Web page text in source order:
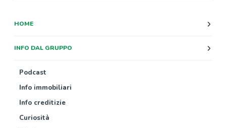
HOME
INFO DAL GRUPPO
Podcast
Info immobiliari
Info creditizie
Curiosità